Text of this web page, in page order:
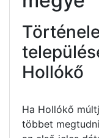
Hollókő
Ha Hollókő
többet